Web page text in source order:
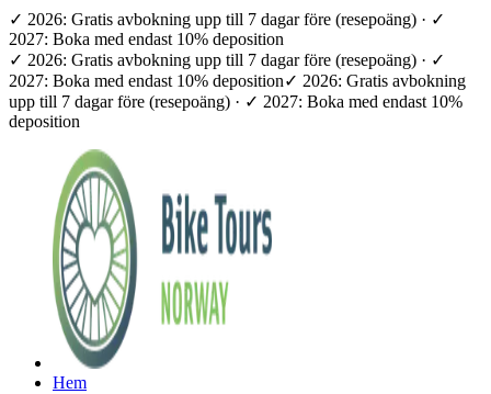
✓ 2026: Gratis avbokning upp till 7 dagar före (resepoäng) · ✓
2027: Boka med endast 10% deposition
✓ 2026: Gratis avbokning upp till 7 dagar före (resepoäng) · ✓
2027: Boka med endast 10% deposition✓ 2026: Gratis avbokning
upp till 7 dagar före (resepoäng) · ✓ 2027: Boka med endast 10%
deposition
Hem